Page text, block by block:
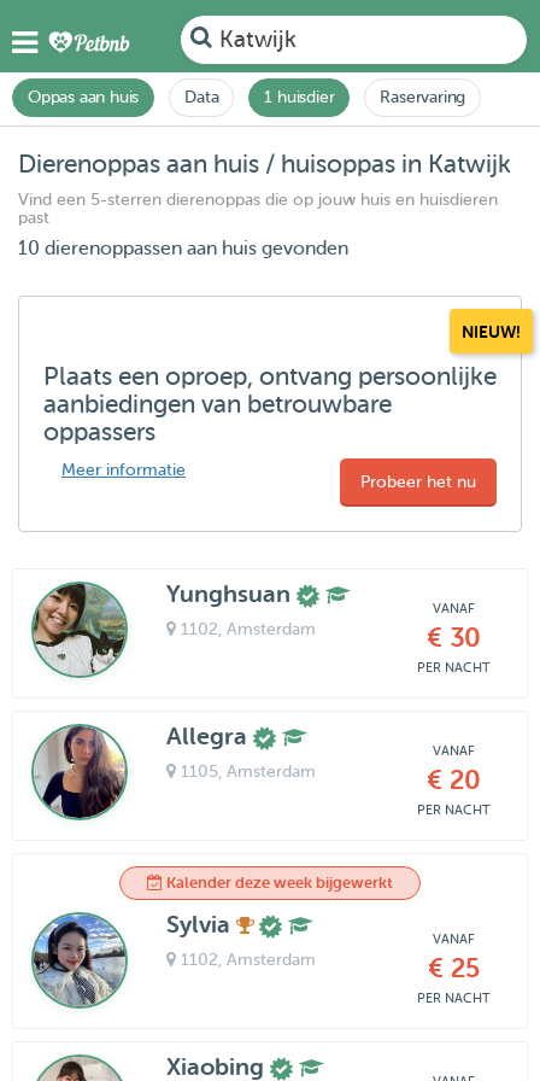
Katwijk
Oppas aan huis Data 1 huisdier Raservaring
Dierenoppas aan huis / huisoppas in Katwijk
Vind een 5-sterren dierenoppas die op jouw huis en huisdieren
past
10 dierenoppassen aan huis gevonden
NIEUW!
Plaats een oproep, ontvang persoonlijke
aanbiedingen van betrouwbare
oppassers
Meer informatie
Probeer het nu
Yunghsuan
1102 , Amsterdam
VANAF
€ 30
PER NACHT
Allegra
1105, Amsterdam
VANAF
€ 20
PER NACHT
Kalender deze week bijgewerkt
Sylvia
1102 , Amsterdam
VANAF
€ 25
PER NACHT
Xiaobing